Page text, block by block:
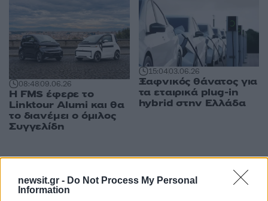
newsit.gr - Do Not Process My Personal
Information
08:4809.06.26
Η FMS έφερε το
Linktour Alumi και θα
το διανέμει ο όμιλος
Συγγελίδη
15:0403.06.26
Ξαφνικός θάνατος για
τα εταιρικά plug-in
hybrid στην Ελλάδα